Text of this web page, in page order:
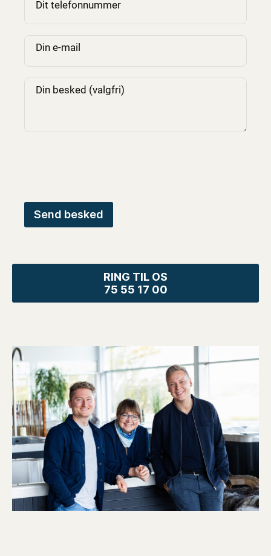
Dit telefonnummer
Din e-mail
Din besked (valgfri)
RING TIL OS
75 55 17 00